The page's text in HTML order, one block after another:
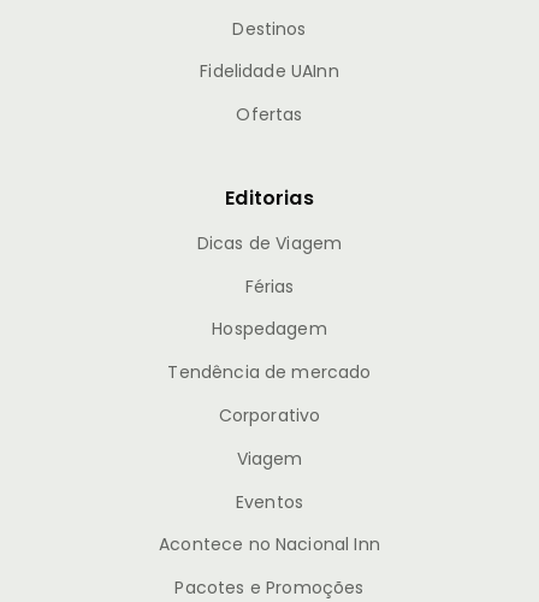
Destinos
Fidelidade UAInn
Ofertas
Editorias
Dicas de Viagem
Férias
Hospedagem
Tendência de mercado
Corporativo
Viagem
Eventos
Acontece no Nacional Inn
Pacotes e Promoções